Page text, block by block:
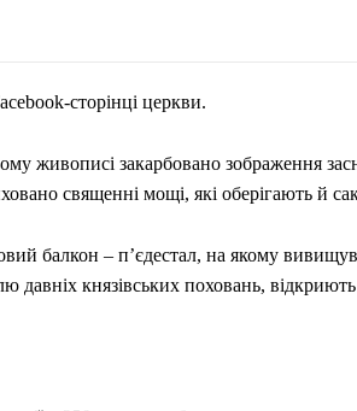
сторінці церкви.
живописі закарбовано зображення
священні мощі, які оберігають й
балкон – п’єдестал, на якому
давніх князівських поховань,